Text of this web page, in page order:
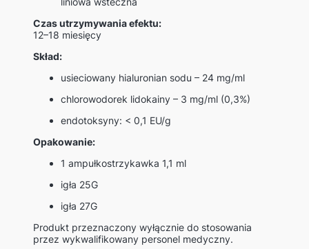
Czas utrzymywania efektu:
12–18 miesięcy
Skład:
usieciowany hialuronian sodu – 24 mg/ml
chlorowodorek lidokainy – 3 mg/ml (0,3%)
endotoksyny: < 0,1 EU/g
Opakowanie:
1 ampułkostrzykawka 1,1 ml
igła 25G
igła 27G
Produkt przeznaczony wyłącznie do stosowania
przez wykwalifikowany personel medyczny.